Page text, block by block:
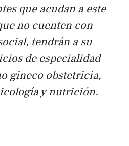
que acudan a este
no cuenten con
tendrán a su
de especialidad
gineco obstetricia,
y nutrición.